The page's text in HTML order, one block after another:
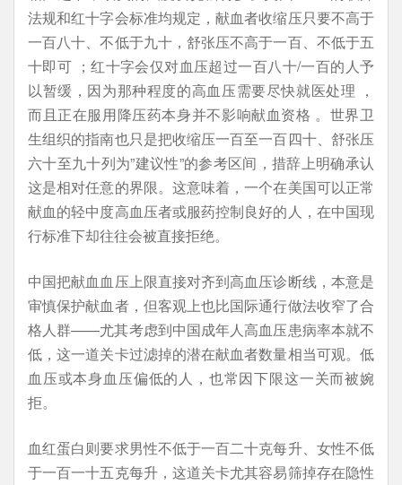
法规和红十字会标准均规定，献血者收缩压只要不高于
一百八十、不低于九十，舒张压不高于一百、不低于五
十即可 ；红十字会仅对血压超过一百八十/一百的人予
以暂缓，因为那种程度的高血压需要尽快就医处理 ，
而且正在服用降压药本身并不影响献血资格 。世界卫
生组织的指南也只是把收缩压一百至一百四十、舒张压
六十至九十列为”建议性”的参考区间，措辞上明确承认
这是相对任意的界限。这意味着，一个在美国可以正常
献血的轻中度高血压者或服药控制良好的人，在中国现
行标准下却往往会被直接拒绝。
中国把献血血压上限直接对齐到高血压诊断线，本意是
审慎保护献血者，但客观上也比国际通行做法收窄了合
格人群——尤其考虑到中国成年人高血压患病率本就不
低，这一道关卡过滤掉的潜在献血者数量相当可观。低
血压或本身血压偏低的人，也常因下限这一关而被婉
拒。
血红蛋白则要求男性不低于一百二十克每升、女性不低
于一百一十五克每升，这道关卡尤其容易筛掉存在隐性